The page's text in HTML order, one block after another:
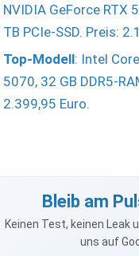
NVIDIA GeForce RTX
TB PCIe-SSD. Preis:
Top-Modell: Intel
5070, 32 GB DDR5-
2.399,95 Euro.
Bleib am
Keinen Test, keinen Leak
uns auf